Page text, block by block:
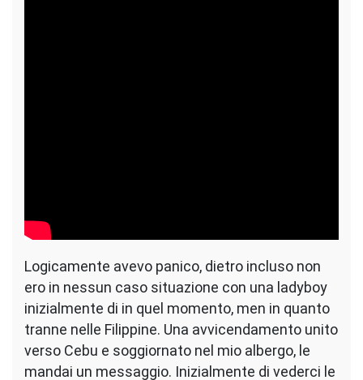
Logicamente avevo panico, dietro incluso non
ero in nessun caso situazione con una ladyboy
inizialmente di in quel momento, men in quanto
tranne nelle Filippine. Una avvicendamento unito
verso Cebu e soggiornato nel mio albergo, le
mandai un messaggio. Inizialmente di vederci le